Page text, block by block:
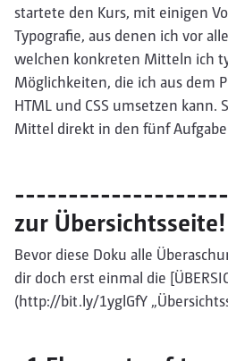
startete den Kurs, mit einigen
Typografie, aus denen ich vor
welchen konkreten Mitteln ich
Möglichkeiten, die ich aus dem
HTML und CSS umsetzen kann.
Mittel direkt in den fünf
zur Übersichtsseite!
Bevor diese Doku alle
dir doch erst einmal die
(http://bit.ly/1yglGfY